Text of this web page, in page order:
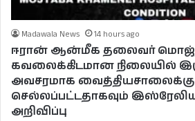
Madawala News 14 hours ago
ஈரான் ஆன்மீக தலைவர்
கவலைக்கிடமான நிலையில்
அவசரமாக
செல்லப்பட்டதாகவும்
அறிவிப்பு